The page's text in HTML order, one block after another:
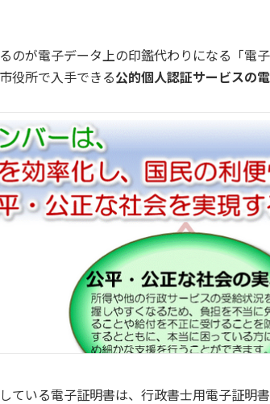
のが電子データ上の印鑑代わりになる「電
役所で入手できる公的個人認証サービスの
ている電子証明書は、行政書士用電子証明